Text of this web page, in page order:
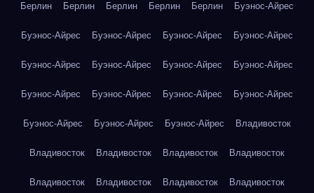
Берлин Берлин Берлин Берлин Берлин Буэнос-Айрес
Буэнос-Айрес Буэнос-Айрес Буэнос-Айрес Буэнос-Айрес
Буэнос-Айрес Буэнос-Айрес Буэнос-Айрес Буэнос-Айрес
Буэнос-Айрес Буэнос-Айрес Буэнос-Айрес Буэнос-Айрес
Буэнос-Айрес Буэнос-Айрес Буэнос-Айрес Владивосток
Владивосток Владивосток Владивосток Владивосток
Владивосток Владивосток Владивосток Владивосток